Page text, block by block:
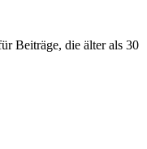
Beiträge, die älter als 30